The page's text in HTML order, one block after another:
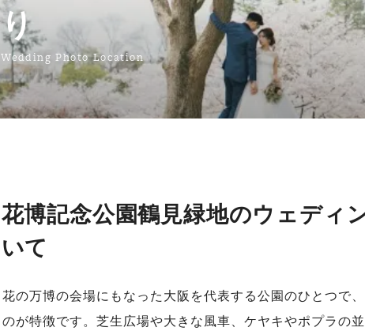
り
Wedding Photo Location
花博記念公園鶴見緑地のウェディ
いて
花の万博の会場にもなった大阪を代表する公園のひとつで
のが特徴です。芝生広場や大きな風車、ケヤキやポプラの